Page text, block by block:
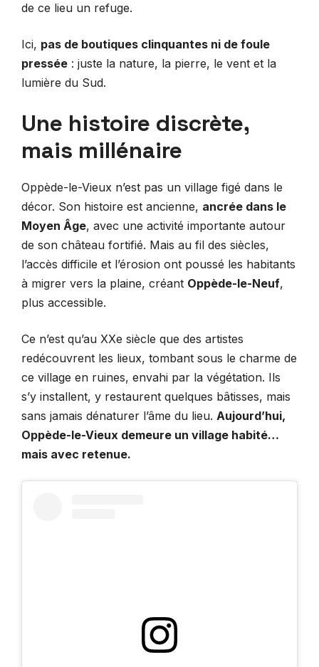
de ce lieu un refuge.
Ici, pas de boutiques clinquantes ni de foule
pressée : juste la nature, la pierre, le vent et la
lumière du Sud.
Une histoire discrète,
mais millénaire
Oppède-le-Vieux n’est pas un village figé dans le
décor. Son histoire est ancienne, ancrée dans le
Moyen Âge, avec une activité importante autour
de son château fortifié. Mais au fil des siècles,
l’accès difficile et l’érosion ont poussé les habitants
à migrer vers la plaine, créant Oppède-le-Neuf,
plus accessible.
Ce n’est qu’au XXe siècle que des artistes
redécouvrent les lieux, tombant sous le charme de
ce village en ruines, envahi par la végétation. Ils
s’y installent, y restaurent quelques bâtisses, mais
sans jamais dénaturer l’âme du lieu. Aujourd’hui,
Oppède-le-Vieux demeure un village habité…
mais avec retenue.